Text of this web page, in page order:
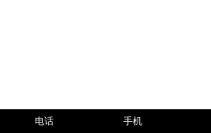
电话 手机